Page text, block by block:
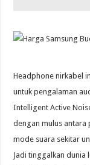
Headphone nirkabel
untuk pengalaman
Intelligent Active
dengan mulus antara
mode suara sekitar
Jadi tinggalkan dunia